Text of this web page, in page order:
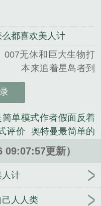
都喜欢美人计
007无休和巨大生物打
本来追着星岛者到
现在又穿越了。等
么这么弱？！这是地
》是假面反着戴精心
单模式作者假面反着
评价
奥特曼最简单的
模式免费阅读 超级超
这边是简单模式篱笆文
来这边是简单模式波尔
曼原来这边是简单模式
更新）
人计
人人类